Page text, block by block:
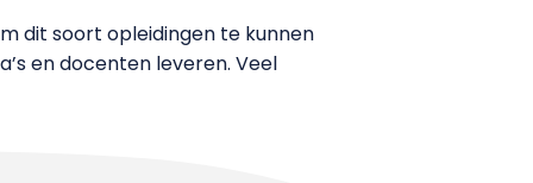
dit soort opleidingen te kunnen
en docenten leveren. Veel